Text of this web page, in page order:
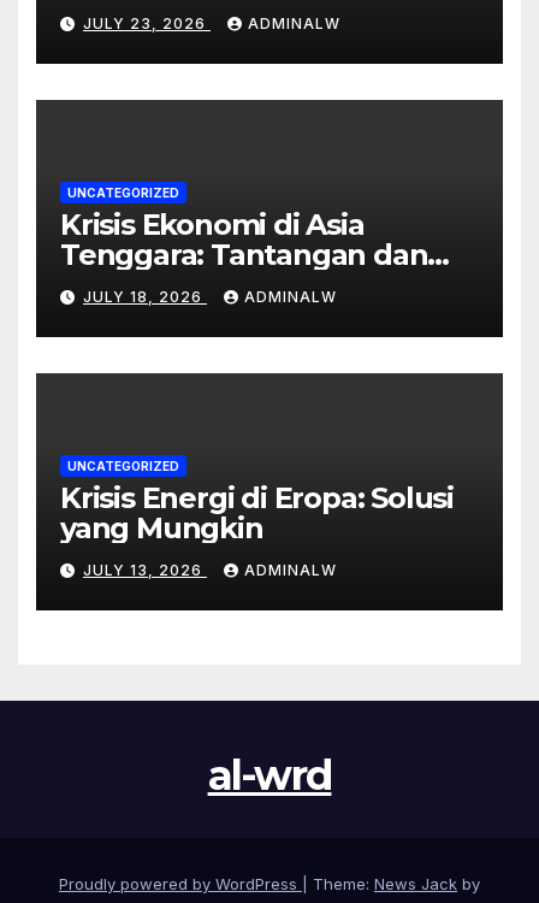
JULY 23, 2026 ADMINALW
UNCATEGORIZED
Krisis Ekonomi di Asia
Tenggara: Tantangan dan
Peluang
JULY 18, 2026 ADMINALW
UNCATEGORIZED
Krisis Energi di Eropa: Solusi
yang Mungkin
JULY 13, 2026 ADMINALW
al-wrd
Proudly powered by WordPress Theme: News Jack by